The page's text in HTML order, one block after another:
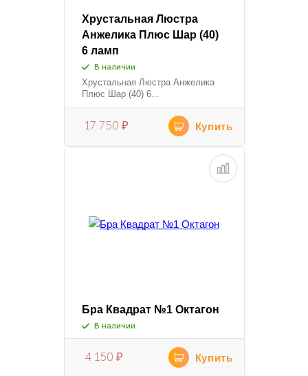
Хрустальная Люстра
Анжелика Плюс Шар (40)
6 ламп
В наличии
Хрустальная Люстра Анжелика
Плюс Шар (40) 6...
17 750 ₽ Купить
Бра Квадрат №1 Октагон
В наличии
4 150 ₽ Купить